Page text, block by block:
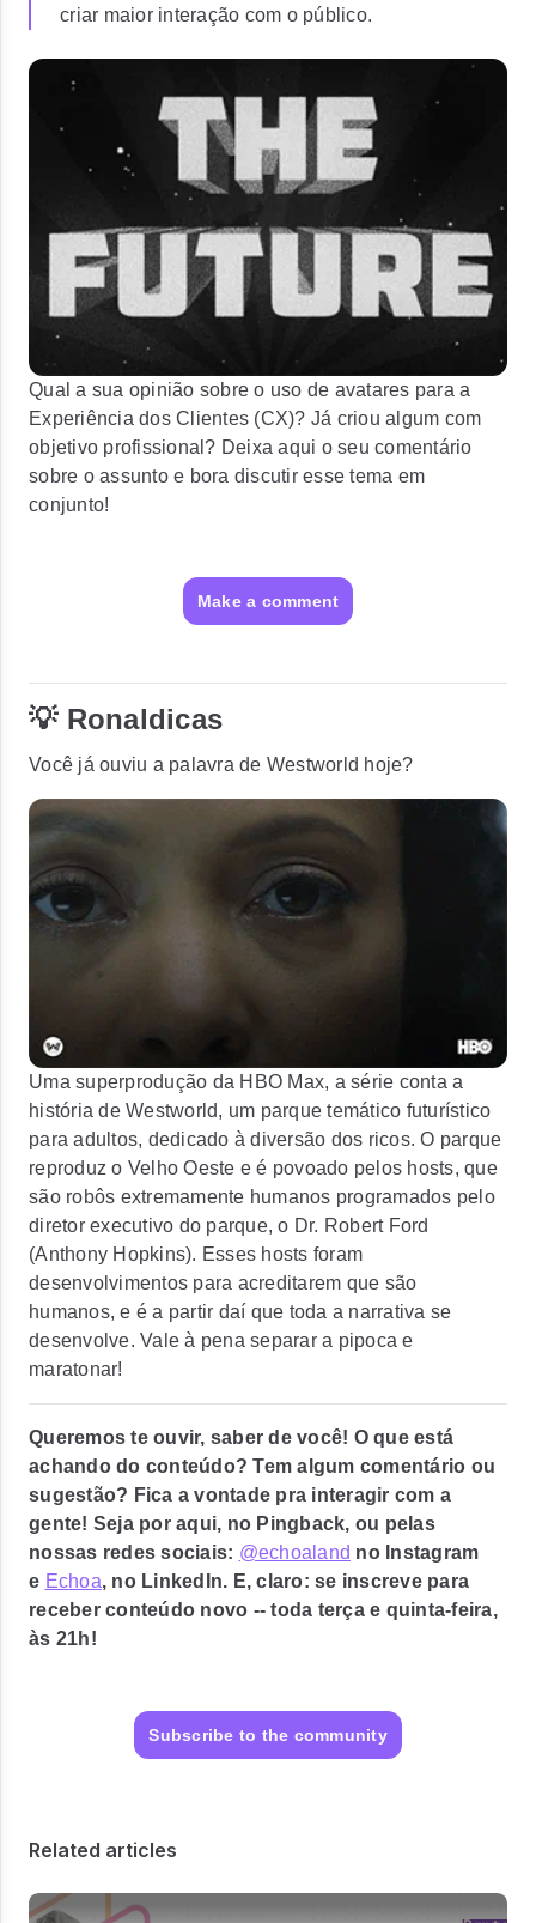
criar maior interação com o público.
Qual a sua opinião sobre o uso de avatares para a
Experiência dos Clientes (CX)? Já criou algum com
objetivo profissional? Deixa aqui o seu comentário
sobre o assunto e bora discutir esse tema em
conjunto!
Make a comment
💡 Ronaldicas
Você já ouviu a palavra de Westworld hoje?
Uma superprodução da HBO Max, a série conta a
história de Westworld, um parque temático futurístico
para adultos, dedicado à diversão dos ricos. O parque
reproduz o Velho Oeste e é povoado pelos hosts, que
são robôs extremamente humanos programados pelo
diretor executivo do parque, o Dr. Robert Ford
(Anthony Hopkins). Esses hosts foram
desenvolvimentos para acreditarem que são
humanos, e é a partir daí que toda a narrativa se
desenvolve. Vale à pena separar a pipoca e
maratonar!
Queremos te ouvir, saber de você! O que está
achando do conteúdo? Tem algum comentário ou
sugestão? Fica a vontade pra interagir com a
gente! Seja por aqui, no Pingback, ou pelas
nossas redes sociais: @echoaland no Instagram
e Echoa, no LinkedIn. E, claro: se inscreve para
receber conteúdo novo -- toda terça e quinta-feira,
às 21h!
Subscribe to the community
Related articles